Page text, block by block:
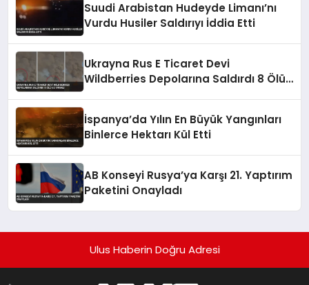
Suudi Arabistan Hudeyde Limanı’nı
Vurdu Husiler Saldırıyı İddia Etti
Ukrayna Rus E Ticaret Devi
Wildberries Depolarına Saldırdı 8 Ölü
İspanya’da Yılın En Büyük Yangınları
Binlerce Hektarı Kül Etti
AB Konseyi Rusya’ya Karşı 21. Yaptırım
Paketini Onayladı
Ulus Haberin Doğru Adresi